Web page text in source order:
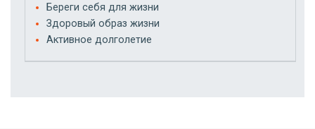
Береги себя для жизни
Здоровый образ жизни
Активное долголетие